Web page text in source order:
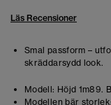
Läs Recensioner
Smal passform –
skräddarsydd look.
Modell: Höjd 1m89.
Modellen bär storlek: